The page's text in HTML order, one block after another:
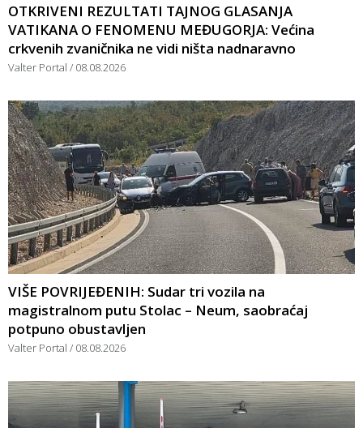
OTKRIVENI REZULTATI TAJNOG GLASANJA
VATIKANA O FENOMENU MEĐUGORJA: Većina
crkvenih zvaničnika ne vidi ništa nadnaravno
Valter Portal 08.08.2026
VIŠE POVRIJEĐENIH: Sudar tri vozila na
magistralnom putu Stolac – Neum, saobraćaj
potpuno obustavljen
Valter Portal 08.08.2026